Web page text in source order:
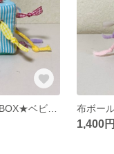
1,400円